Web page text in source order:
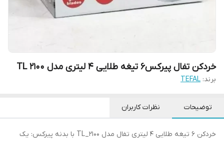
خردکن تفال پیرکس6 تیغه طلایی 4 لیتری مدل TL 2100
برند: TEFAL
توضیحات نظرات کاربران
خردکن 6 تیغه طلایی 4 لیتری تفال مدل TL_2100 با بدنه پیرکس: یک